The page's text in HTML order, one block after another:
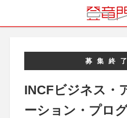
募集終
INCFビジネス・
ーション・プロ